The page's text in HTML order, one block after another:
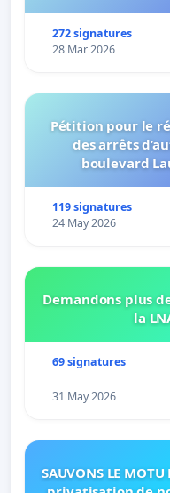
272 signatures
28 Mar 2026
Pétition pour le
des arrêts
boulevard
connexion 805-
119 signatures
24 May 2026
Demandons plus
la
69 signatures
31 May 2026
SAUVONS LE